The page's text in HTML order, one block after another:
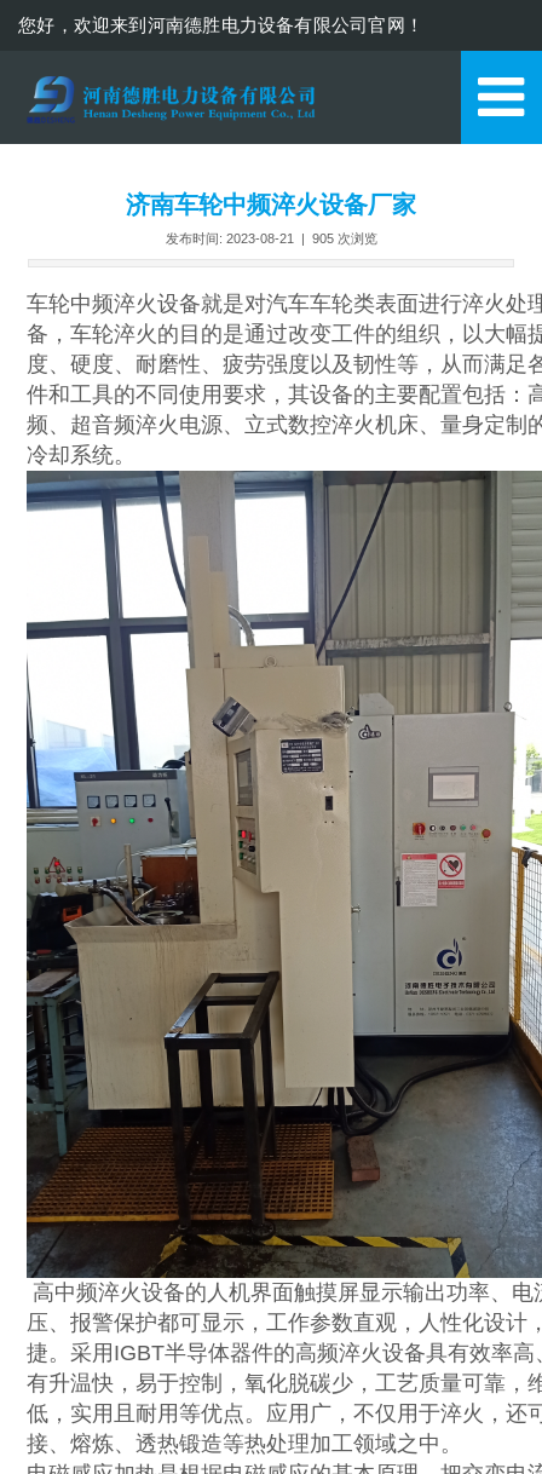
您好，欢迎来到河南德胜电力设备有限公司官网！
13937110571
济南车轮中频淬火设备厂家
发布时间: 2023-08-21 | 905次浏览
车轮中频淬火设备就是对汽车车轮类表面进行淬火处
备，车轮淬火的目的是通过改变工件的组织，以大幅
度、硬度、耐磨性、疲劳强度以及韧性等，从而满足
件和工具的不同使用要求，其设备的主要配置包括：
频、超音频淬火电源、立式数控淬火机床、量身定制
冷却系统。
高中频淬火设备的人机界面触摸屏显示输出功率、电
压、报警保护都可显示，工作参数直观，人性化设计
捷。采用IGBT半导体器件的高频淬火设备具有效率高
有升温快，易于控制，氧化脱碳少，工艺质量可靠，
低，实用且耐用等优点。应用广，不仅用于淬火，还
接、熔炼、透热锻造等热处理加工领域之中。